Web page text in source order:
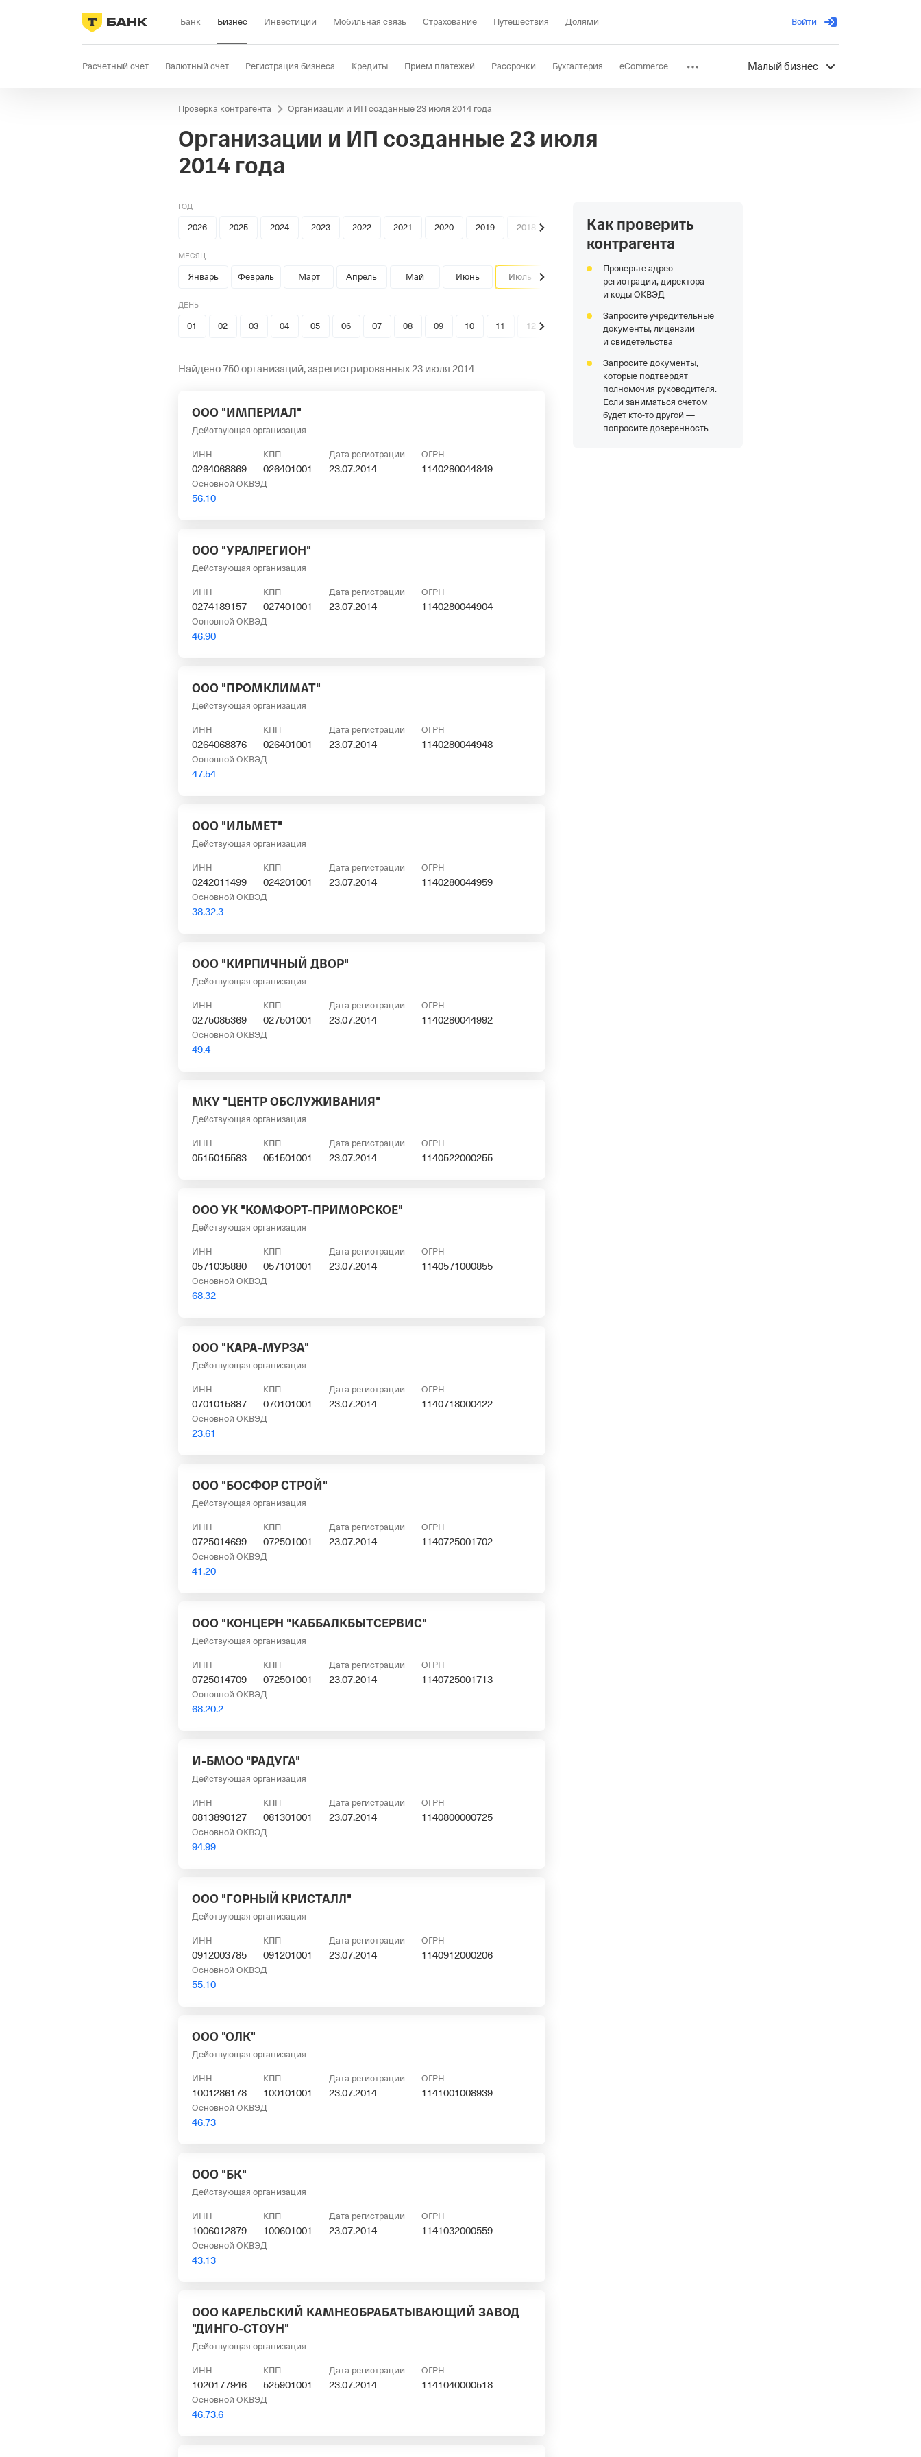
Банк Бизнес Инвестиции Мобильная связь Страхование Путешествия Долями Войти
Расчетный счет Валютный счет Регистрация бизнеса Кредиты Прием платежей Рассрочки Бухгалтерия eCommerce
Продажи Селлер Госзакупки Депозиты КЭДО Отраслевые решения
Малый бизнес
Проверка контрагента Организации и ИП созданные 23 июля 2014 года
Организации и ИП созданные 23 июля
2014 года
ГОД
2026 2025 2024 2023 2022 2021 2020 2019 2018
МЕСЯЦ
Январь Февраль Март Апрель Май Июнь Июль
ДЕНЬ
01 02 03 04 05 06 07 08 09 10 11 12
Найдено 750 организаций, зарегистрированных 23 июля 2014
ООО "ИМПЕРИАЛ"
Действующая организация
ИНН
0264068869
КПП
026401001
Дата регистрации
23.07.2014
ОГРН
1140280044849
Основной ОКВЭД
56.10
ООО "УРАЛРЕГИОН"
Действующая организация
ИНН
0274189157
КПП
027401001
Дата регистрации
23.07.2014
ОГРН
1140280044904
Основной ОКВЭД
46.90
ООО "ПРОМКЛИМАТ"
Действующая организация
ИНН
0264068876
КПП
026401001
Дата регистрации
23.07.2014
ОГРН
1140280044948
Основной ОКВЭД
47.54
ООО "ИЛЬМЕТ"
Действующая организация
ИНН
0242011499
КПП
024201001
Дата регистрации
23.07.2014
ОГРН
1140280044959
Основной ОКВЭД
38.32.3
ООО "КИРПИЧНЫЙ ДВОР"
Действующая организация
ИНН
0275085369
КПП
027501001
Дата регистрации
23.07.2014
ОГРН
1140280044992
Основной ОКВЭД
49.4
МКУ "ЦЕНТР ОБСЛУЖИВАНИЯ"
Действующая организация
ИНН
0515015583
КПП
051501001
Дата регистрации
23.07.2014
ОГРН
1140522000255
ООО УК "КОМФОРТ-ПРИМОРСКОЕ"
Действующая организация
ИНН
0571035880
КПП
057101001
Дата регистрации
23.07.2014
ОГРН
1140571000855
Основной ОКВЭД
68.32
ООО "КАРА-МУРЗА"
Действующая организация
ИНН
0701015887
КПП
070101001
Дата регистрации
23.07.2014
ОГРН
1140718000422
Основной ОКВЭД
23.61
ООО "БОСФОР СТРОЙ"
Действующая организация
ИНН
0725014699
КПП
072501001
Дата регистрации
23.07.2014
ОГРН
1140725001702
Основной ОКВЭД
41.20
ООО "КОНЦЕРН "КАББАЛКБЫТСЕРВИС"
Действующая организация
ИНН
0725014709
КПП
072501001
Дата регистрации
23.07.2014
ОГРН
1140725001713
Основной ОКВЭД
68.20.2
И-БМОО "РАДУГА"
Действующая организация
ИНН
0813890127
КПП
081301001
Дата регистрации
23.07.2014
ОГРН
1140800000725
Основной ОКВЭД
94.99
ООО "ГОРНЫЙ КРИСТАЛЛ"
Действующая организация
ИНН
0912003785
КПП
091201001
Дата регистрации
23.07.2014
ОГРН
1140912000206
Основной ОКВЭД
55.10
ООО "ОЛК"
Действующая организация
ИНН
1001286178
КПП
100101001
Дата регистрации
23.07.2014
ОГРН
1141001008939
Основной ОКВЭД
46.73
ООО "БК"
Действующая организация
ИНН
1006012879
КПП
100601001
Дата регистрации
23.07.2014
ОГРН
1141032000559
Основной ОКВЭД
43.13
ООО КАРЕЛЬСКИЙ КАМНЕОБРАБАТЫВАЮЩИЙ ЗАВОД
"ДИНГО-СТОУН"
Действующая организация
ИНН
1020177946
КПП
525901001
Дата регистрации
23.07.2014
ОГРН
1141040000518
Основной ОКВЭД
46.73.6
Как проверить
контрагента
Проверьте адрес
регистрации, директора
и коды ОКВЭД
Запросите учредительные
документы, лицензии
и свидетельства
Запросите документы,
которые подтвердят
полномочия руководителя.
Если заниматься счетом
будет кто-то другой —
попросите доверенность